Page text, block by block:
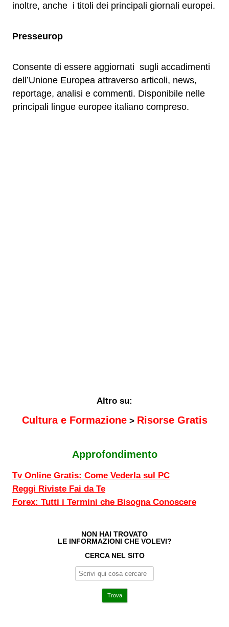
inoltre, anche i titoli dei principali giornali europei.
Presseurop
Consente di essere aggiornati sugli accadimenti
dell’Unione Europea attraverso articoli, news,
reportage, analisi e commenti. Disponibile nelle
principali lingue europee italiano compreso.
Altro su:
Cultura e Formazione> Risorse Gratis
Approfondimento
Tv Online Gratis: Come Vederla sul PC
Reggi Riviste Fai da Te
Forex: Tutti i Termini che Bisogna Conoscere
NON HAI TROVATO
LE INFORMAZIONI CHE VOLEVI?
CERCA NEL SITO